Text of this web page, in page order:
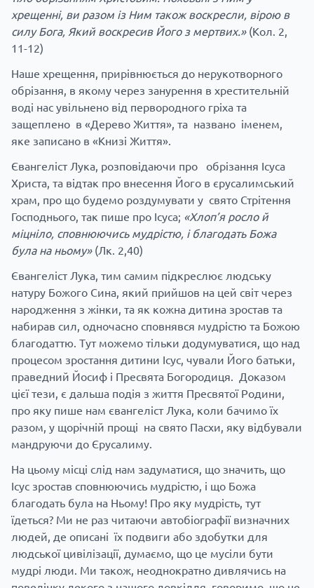
хрещенні, ви разом із Ним також воскресли, вірою в
силу Бога, Який воскресив Його з мертвих.»(Кол. 2,
11-12)
Наше хрещення, прирівнюється до нерукотворного
обрізання, в якому через занурення в хрестительній
воді нас увільнено від первородного гріха та
защеплено в «Дерево Життя», та названо іменем,
яке записано в «Книзі Життя».
Євангеліст Лука, розповідаючи про обрізання Ісуса
Христа, та відтак про внесення Його в єрусалимський
храм, про що будемо роздумувати у свято Стрітення
Господнього, так пише про Ісуса; «Хлоп’я росло й
міцніло, сповнюючись мудрістю, і благодать Божа
була на ньому»(Лк. 2,40)
Євангеліст Лука, тим самим підкреслює людську
натуру Божого Сина, який прийшов на цей світ через
народження з жінки, та як кожна дитина зростав та
набирав сил, одночасно сповнявся мудрістю та Божою
благодаттю. Тут можемо тільки додумуватися, що над
процесом зростання дитини Ісус, чували Його батьки,
праведний Йосиф і Пресвята Богородиця. Доказом
цієї тези, є дальша подія з життя Пресвятої Родини,
про яку пише нам євангеліст Лука, коли бачимо їх
разом, у щорічній прощі на свято Пасхи, яку відбували
мандруючи до Єрусалиму.
На цьому місці слід нам задуматися, що значить, що
Ісус зростав сповнюючись мудрістю, і що Божа
благодать була на Ньому! Про яку мудрість, тут
їдеться? Ми не раз читаючи автобіографії визначних
людей, де описані їх подвиги або здобутки для
людської цивілізації, думаємо, що це мусіли бути
мудрі люди. Ми також, неоднократно дивлячись на